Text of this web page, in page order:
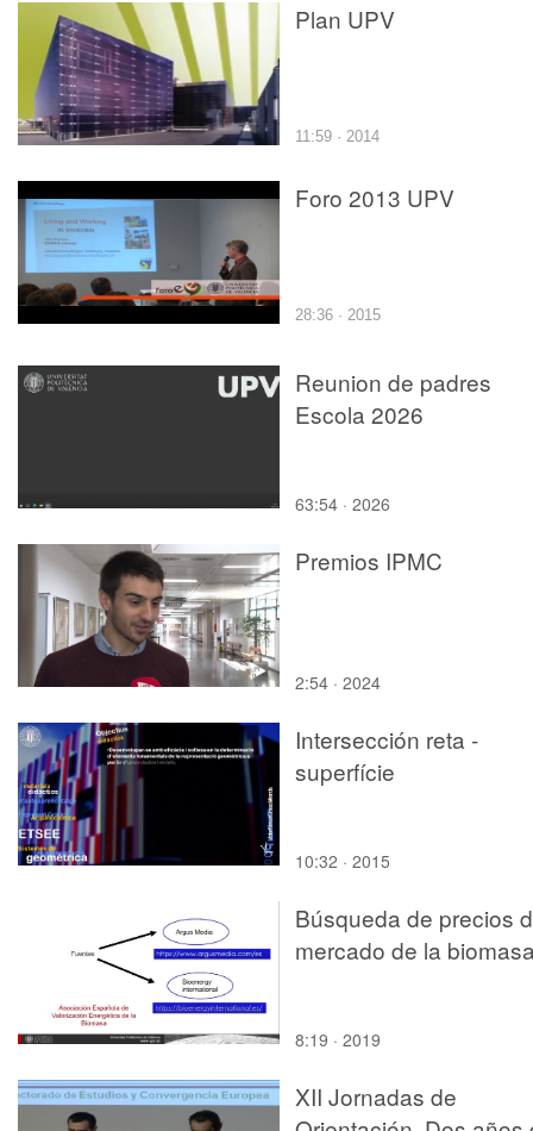
Plan UPV
11:59 · 2014
Foro 2013 UPV
28:36 · 2015
Reunion de padres
Escola 2026
63:54 · 2026
Premios IPMC
2:54 · 2024
Intersección reta -
superfície
10:32 · 2015
Búsqueda de precios
mercado de la
8:19 · 2019
XII Jornadas de